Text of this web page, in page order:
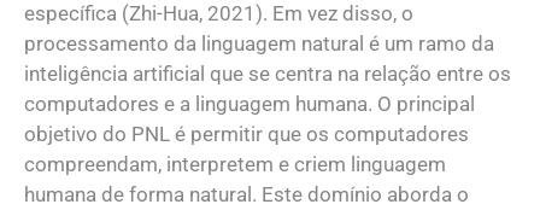
específica (Zhi-Hua, 2021). Em vez disso, o
processamento da linguagem natural é um ramo da
inteligência artificial que se centra na relação entre os
computadores e a linguagem humana. O principal
objetivo do PNL é permitir que os computadores
compreendam, interpretem e criem linguagem
humana de forma natural. Este domínio aborda o